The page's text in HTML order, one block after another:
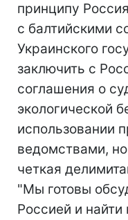
принципу
с балтийскими
Украинского
заключить с
соглашения о
экологической
использовании
ведомствами,
четкая
"Мы готовы
Россией и